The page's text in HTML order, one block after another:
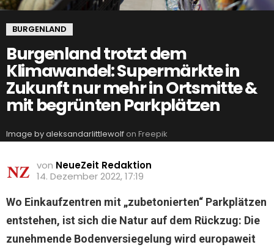
BURGENLAND
Burgenland trotzt dem
Klimawandel: Supermärkte in
Zukunft nur mehr in Ortsmitte &
mit begrünten Parkplätzen
Image by aleksandarlittlewolf on Freepik
von NeueZeit Redaktion
14. Dezember 2022, 17:19
Wo Einkaufzentren mit „zubetonierten“ Parkplätzen
entstehen, ist sich die Natur auf dem Rückzug: Die
zunehmende Bodenversiegelung wird europaweit